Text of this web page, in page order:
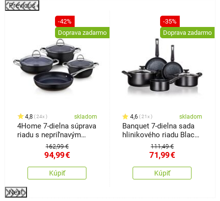
Previous
-42%
Doprava zadarmo
4,8 24x skladom
4Home 7-dielna súprava
riadu s nepriľnavým
povrchom Titanium
162,99 €
94,99€
Kúpiť
-35%
Doprava zadarmo
4,6 21x skladom
Banquet 7-dielna sada
hlinikového riadu Black
111,49 €
71,99€
Kúpiť
Next